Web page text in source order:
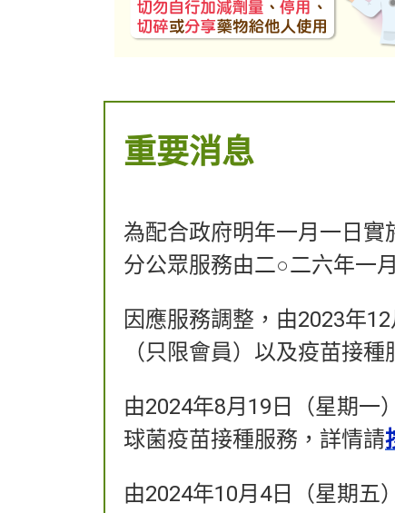
重要消息
為配合政府明年一月一日
分公眾服務由二○二六年一
因應服務調整，由2023年
（只限會員）以及疫苗接
由2024年8月19日（星期一
球菌疫苗接種服務，詳情請
由2024年10月4日（星期五